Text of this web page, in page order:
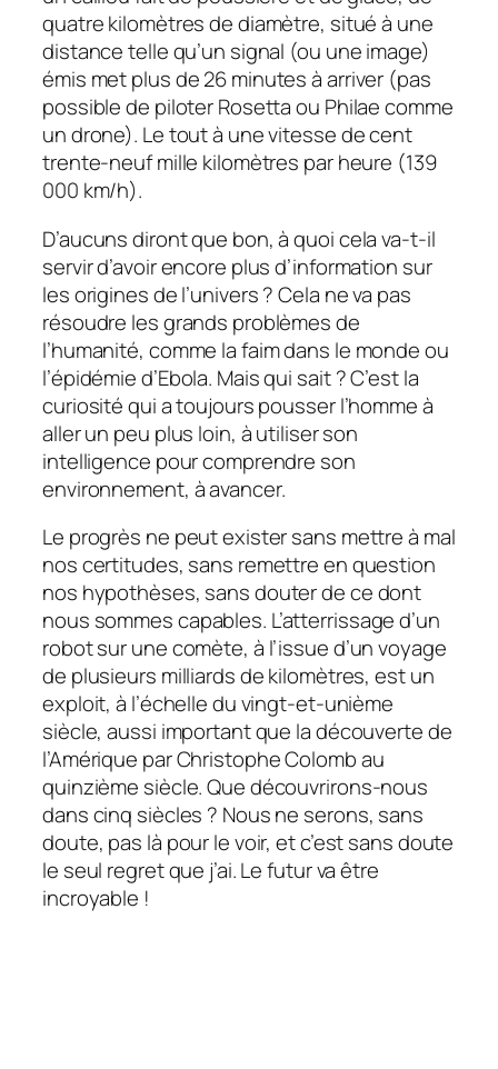
quatre kilomètres de diamètre, situé à une
distance telle qu’un signal (ou une image)
émis met plus de 26 minutes à arriver (pas
possible de piloter Rosetta ou Philae comme
un drone). Le tout à une vitesse de cent
trente-neuf mille kilomètres par heure (139
000 km/h).
D’aucuns diront que bon, à quoi cela va-t-il
servir d’avoir encore plus d’information sur
les origines de l’univers ? Cela ne va pas
résoudre les grands problèmes de
l’humanité, comme la faim dans le monde ou
l’épidémie d’Ebola. Mais qui sait ? C’est la
curiosité qui a toujours pousser l’homme à
aller un peu plus loin, à utiliser son
intelligence pour comprendre son
environnement, à avancer.
Le progrès ne peut exister sans mettre à mal
nos certitudes, sans remettre en question
nos hypothèses, sans douter de ce dont
nous sommes capables. L’atterrissage d’un
robot sur une comète, à l’issue d’un voyage
de plusieurs milliards de kilomètres, est un
exploit, à l’échelle du vingt-et-unième
siècle, aussi important que la découverte de
l’Amérique par Christophe Colomb au
quinzième siècle. Que découvrirons-nous
dans cinq siècles ? Nous ne serons, sans
doute, pas là pour le voir, et c’est sans doute
le seul regret que j’ai. Le futur va être
incroyable !